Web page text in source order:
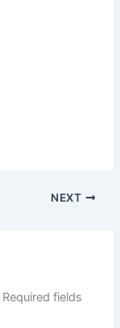
NEXT
Required fields